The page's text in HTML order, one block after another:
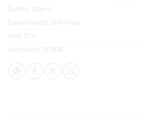
Gyártó: Apple
Garanciaidő: 12 hónap
ÁFA: 27%
Azonosító: 50968